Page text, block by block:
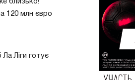
близько!
120 млн євро
Ла Ліги готує